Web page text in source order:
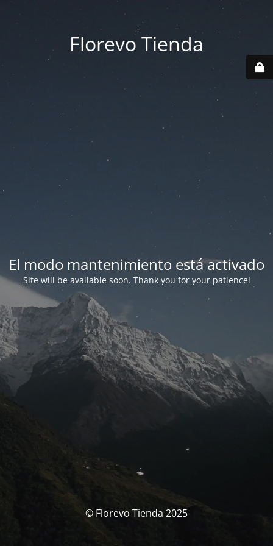
Florevo Tienda
El modo mantenimiento está activado
Site will be available soon. Thank you for your patience!
© Florevo Tienda 2025